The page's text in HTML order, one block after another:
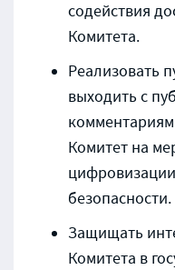
содействия
Комитета.
Реализовать
выходить с
Комитет на
безопасности.
Защищать
Комитета в